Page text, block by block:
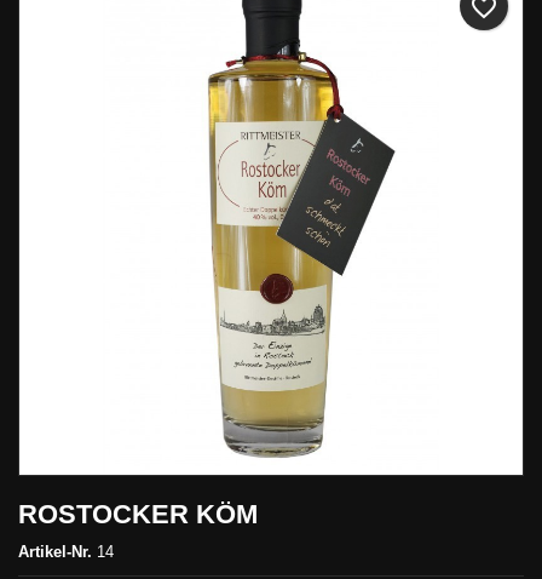
ROSTOCKER KÖM
Artikel-Nr. 14
favorite_border